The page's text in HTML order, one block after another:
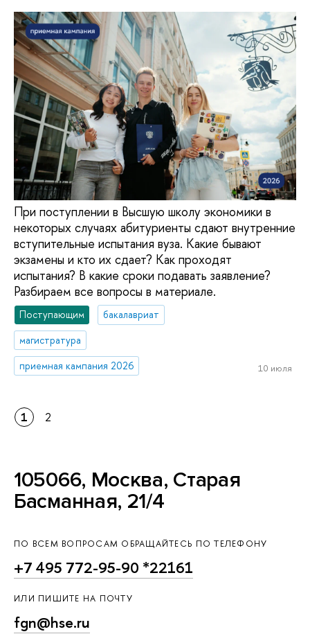
При поступлении в Высшую школу экономики в
некоторых случаях абитуриенты сдают внутренние
вступительные испытания вуза. Какие бывают
экзамены и кто их сдает? Как проходят
испытания? В какие сроки подавать заявление?
Разбираем все вопросы в материале.
Поступающим
бакалавриат
магистратура
приемная кампания 2026
10 июля
1 2
105066, Москва, Старая
Басманная, 21/4
ПО ВСЕМ ВОПРОСАМ ОБРАЩАЙТЕСЬ ПО ТЕЛЕФОНУ
+7 495 772-95-90 *22161
ИЛИ ПИШИТЕ НА ПОЧТУ
fgn@hse.ru